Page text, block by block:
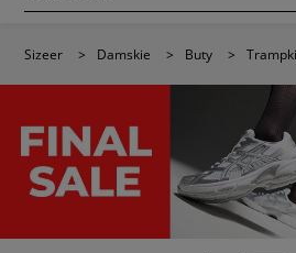
Sizeer > Damskie > Buty > Trampki